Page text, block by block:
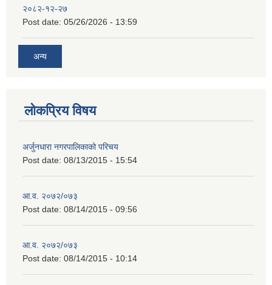
२०८२-१२-२७
Post date: 05/26/2026 - 13:59
अन्य
लोकप्रिय विषय
अर्जुनधारा नगरपालिकाको परिचय
Post date: 08/13/2015 - 15:54
आ.व. २०७२/०७३
Post date: 08/14/2015 - 09:56
आ.व. २०७२/०७३
Post date: 08/14/2015 - 10:14